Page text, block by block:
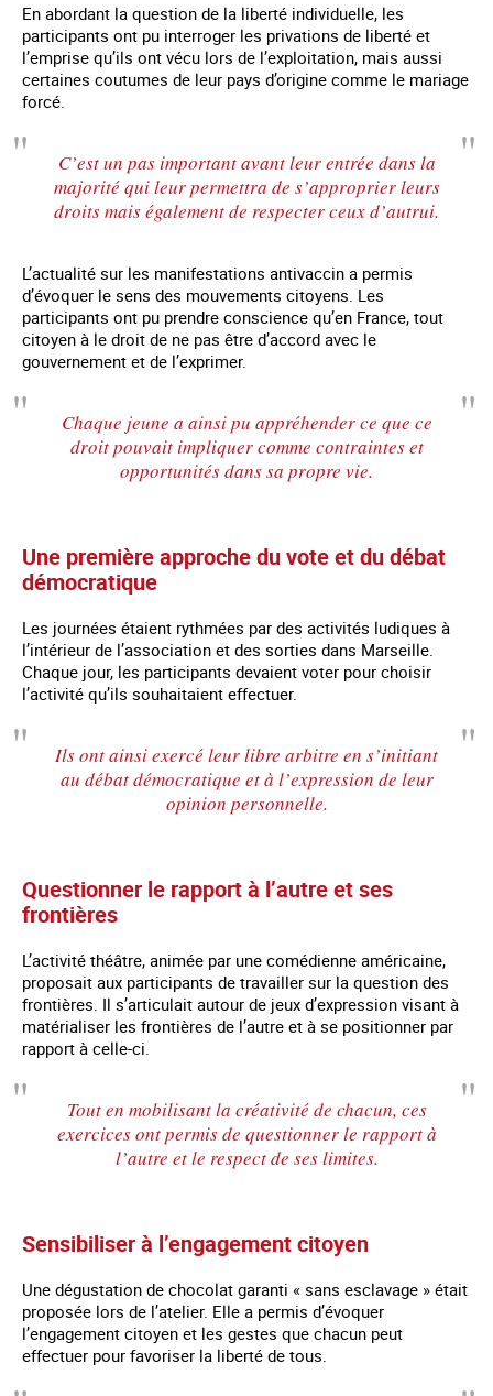
En abordant la question de la liberté individuelle, les
participants ont pu interroger les privations de liberté et
l’emprise qu’ils ont vécu lors de l’exploitation, mais aussi
certaines coutumes de leur pays d’origine comme le mariage
forcé.
C’est un pas important avant leur entrée dans la
majorité qui leur permettra de s’approprier leurs
droits mais également de respecter ceux d’autrui.
L’actualité sur les manifestations antivaccin a permis
d’évoquer le sens des mouvements citoyens. Les
participants ont pu prendre conscience qu’en France, tout
citoyen à le droit de ne pas être d’accord avec le
gouvernement et de l’exprimer.
Chaque jeune a ainsi pu appréhender ce que ce
droit pouvait impliquer comme contraintes et
opportunités dans sa propre vie.
Une première approche du vote et du débat
démocratique
Les journées étaient rythmées par des activités ludiques à
l’intérieur de l’association et des sorties dans Marseille.
Chaque jour, les participants devaient voter pour choisir
l’activité qu’ils souhaitaient effectuer.
Ils ont ainsi exercé leur libre arbitre en s’initiant
au débat démocratique et à l’expression de leur
opinion personnelle.
Questionner le rapport à l’autre et ses
frontières
L’activité théâtre, animée par une comédienne américaine,
proposait aux participants de travailler sur la question des
frontières. Il s’articulait autour de jeux d’expression visant à
matérialiser les frontières de l’autre et à se positionner par
rapport à celle-ci.
Tout en mobilisant la créativité de chacun, ces
exercices ont permis de questionner le rapport à
l’autre et le respect de ses limites.
Sensibiliser à l’engagement citoyen
Une dégustation de chocolat garanti « sans esclavage » était
proposée lors de l’atelier. Elle a permis d’évoquer
l’engagement citoyen et les gestes que chacun peut
effectuer pour favoriser la liberté de tous.